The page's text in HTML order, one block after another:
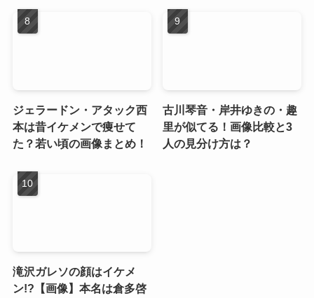
ジェラードン・アタック西
本は昔イケメンで痩せて
た？若い頃の画像まとめ！
古川琴音・岸井ゆきの・趣
里が似てる！画像比較と3
人の見分け方は？
滝沢ガレソの顔はイケメ
ン!?【画像】本名は倉多啓